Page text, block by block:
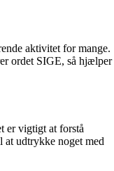
aktivitet for mange.
ordet SIGE, så hjælper
er vigtigt at forstå
at udtrykke noget med